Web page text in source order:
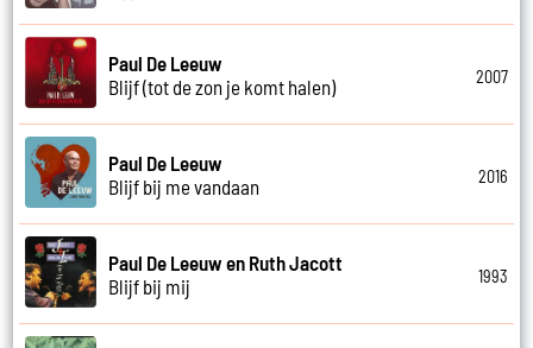
Paul De Leeuw
Blijf (tot de zon je komt halen)
2007
Paul De Leeuw
Blijf bij me vandaan
2016
Paul De Leeuw en Ruth Jacott
Blijf bij mij
1993